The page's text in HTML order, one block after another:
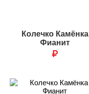
Колечко Камёнка
Фианит
₽